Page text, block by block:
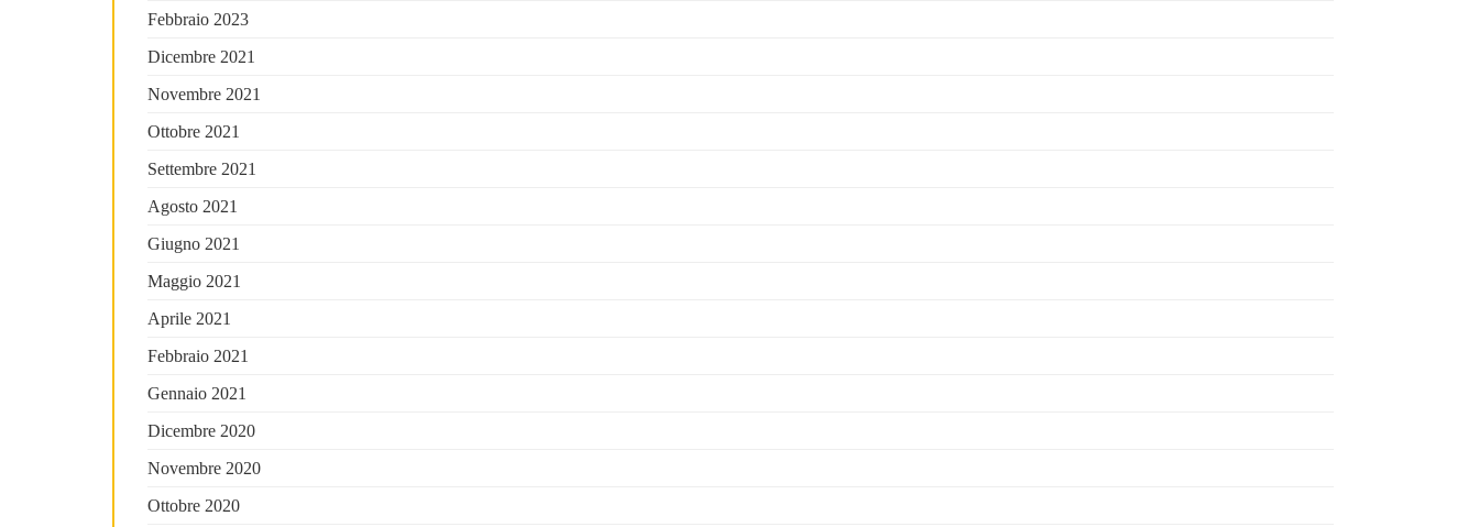
Febbraio 2023
Dicembre 2021
Novembre 2021
Ottobre 2021
Settembre 2021
Agosto 2021
Giugno 2021
Maggio 2021
Aprile 2021
Febbraio 2021
Gennaio 2021
Dicembre 2020
Novembre 2020
Ottobre 2020